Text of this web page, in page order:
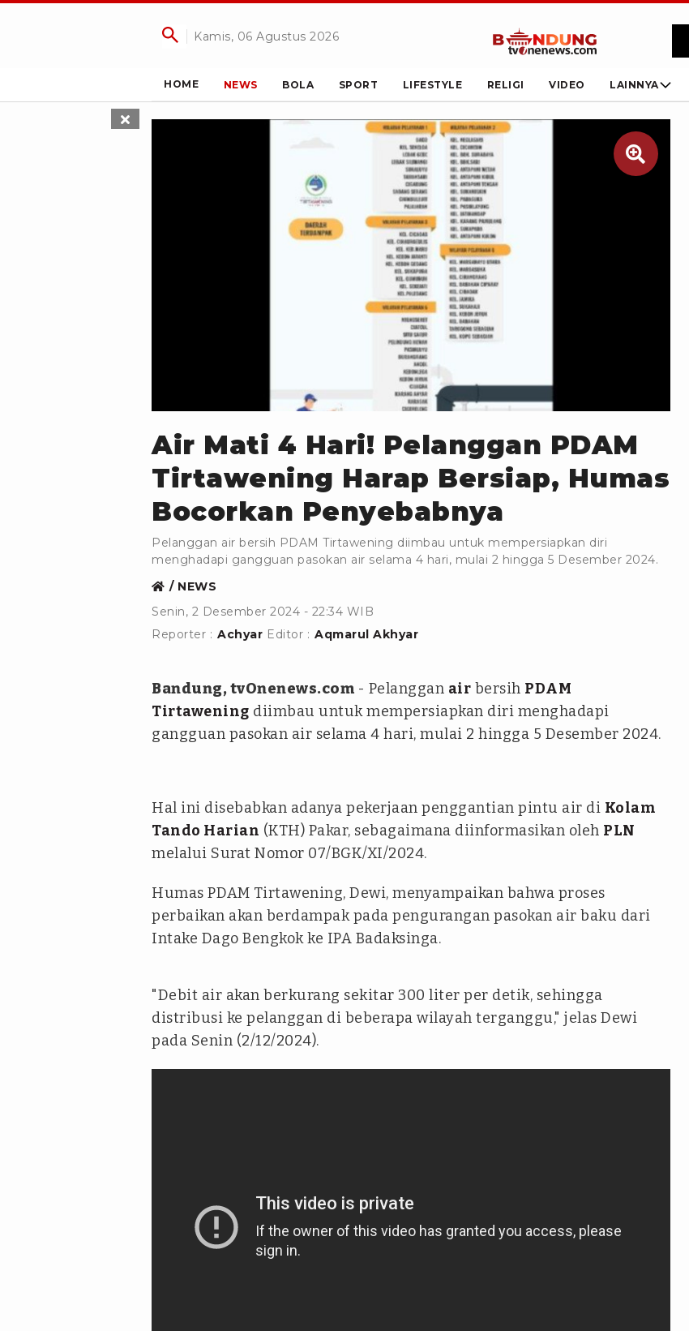
Kamis, 06 Agustus 2026
HOME NEWS BOLA SPORT LIFESTYLE RELIGI VIDEO LAINNYA

Air Mati 4 Hari! Pelanggan PDAM
Tirtawening Harap Bersiap, Humas
Bocorkan Penyebabnya
Pelanggan air bersih PDAM Tirtawening diimbau untuk mempersiapkan diri
menghadapi gangguan pasokan air selama 4 hari, mulai 2 hingga 5 Desember 2024.
NEWS
Senin, 2 Desember 2024 - 22:34 WIB
Reporter : Achyar Editor : Aqmarul Akhyar
Bandung, tvOnenews.com - Pelanggan air bersih PDAM
Tirtawening diimbau untuk mempersiapkan diri menghadapi
gangguan pasokan air selama 4 hari, mulai 2 hingga 5 Desember 2024.
Hal ini disebabkan adanya pekerjaan penggantian pintu air di Kolam
Tando Harian (KTH) Pakar, sebagaimana diinformasikan oleh PLN
melalui Surat Nomor 07/BGK/XI/2024.
Humas PDAM Tirtawening, Dewi, menyampaikan bahwa proses
perbaikan akan berdampak pada pengurangan pasokan air baku dari
Intake Dago Bengkok ke IPA Badaksinga.
"Debit air akan berkurang sekitar 300 liter per detik, sehingga
distribusi ke pelanggan di beberapa wilayah terganggu," jelas Dewi
pada Senin (2/12/2024).